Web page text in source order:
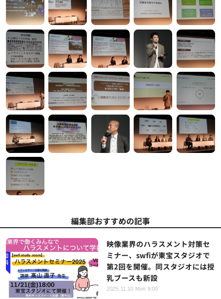
編集部おすすめの記事
映像業界のハラスメント対策セ
ミナー、swfiが東宝スタジオで
第2回を開催。同スタジオには授
乳ブースも新設
2025.11.10 Mon 9:00